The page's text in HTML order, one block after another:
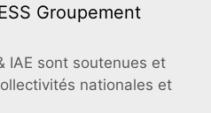
Groupement
IAE sont soutenues et
nationales et